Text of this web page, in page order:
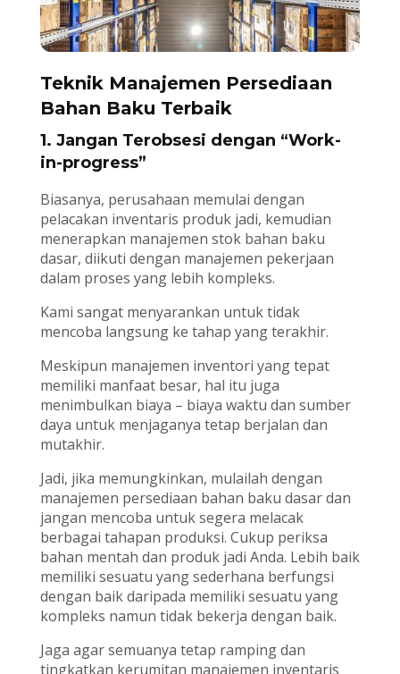
Teknik Manajemen Persediaan
Bahan Baku Terbaik
1. Jangan Terobsesi dengan “Work-
in-progress”
Biasanya, perusahaan memulai dengan
pelacakan inventaris produk jadi, kemudian
menerapkan manajemen stok bahan baku
dasar, diikuti dengan manajemen pekerjaan
dalam proses yang lebih kompleks.
Kami sangat menyarankan untuk tidak
mencoba langsung ke tahap yang terakhir.
Meskipun manajemen inventori yang tepat
memiliki manfaat besar, hal itu juga
menimbulkan biaya – biaya waktu dan sumber
daya untuk menjaganya tetap berjalan dan
mutakhir.
Jadi, jika memungkinkan, mulailah dengan
manajemen persediaan bahan baku dasar dan
jangan mencoba untuk segera melacak
berbagai tahapan produksi. Cukup periksa
bahan mentah dan produk jadi Anda. Lebih baik
memiliki sesuatu yang sederhana berfungsi
dengan baik daripada memiliki sesuatu yang
kompleks namun tidak bekerja dengan baik.
Jaga agar semuanya tetap ramping dan
tingkatkan kerumitan manajemen inventaris